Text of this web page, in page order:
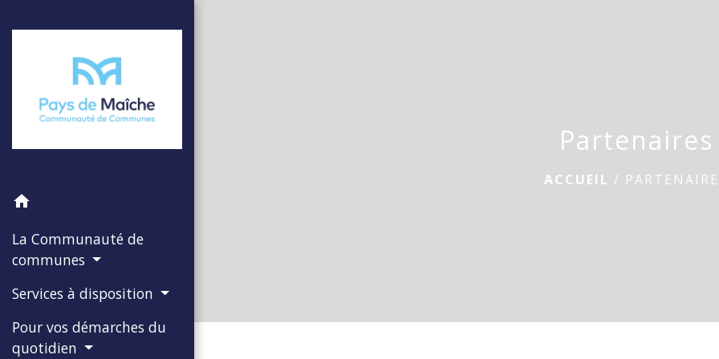
home
La Communauté de
communes
Services à disposition
Pour vos démarches du
quotidien
Partenaires
ACCUEIL /